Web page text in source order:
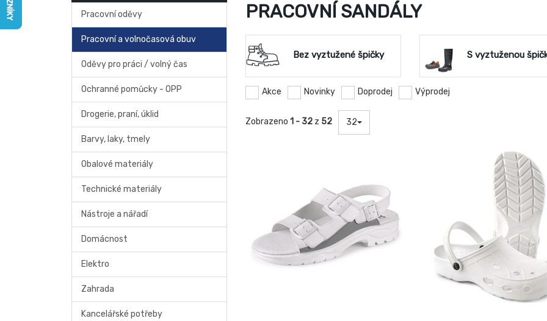
Pracovní oděvy
Pracovní a volnočasová obuv
Oděvy pro práci / volný čas
Ochranné pomůcky - OPP
Drogerie, praní, úklid
Barvy, laky, tmely
Obalové materiály
Technické materiály
Nástroje a nářadí
Domácnost
Elektro
Zahrada
Kancelářské potřeby
PRACOVNÍ SANDÁLY
Bez vyztužené špičky S vyztuženou
Akce Novinky Doprodej Výprodej
Zobrazeno 1 - 32 z 52 32